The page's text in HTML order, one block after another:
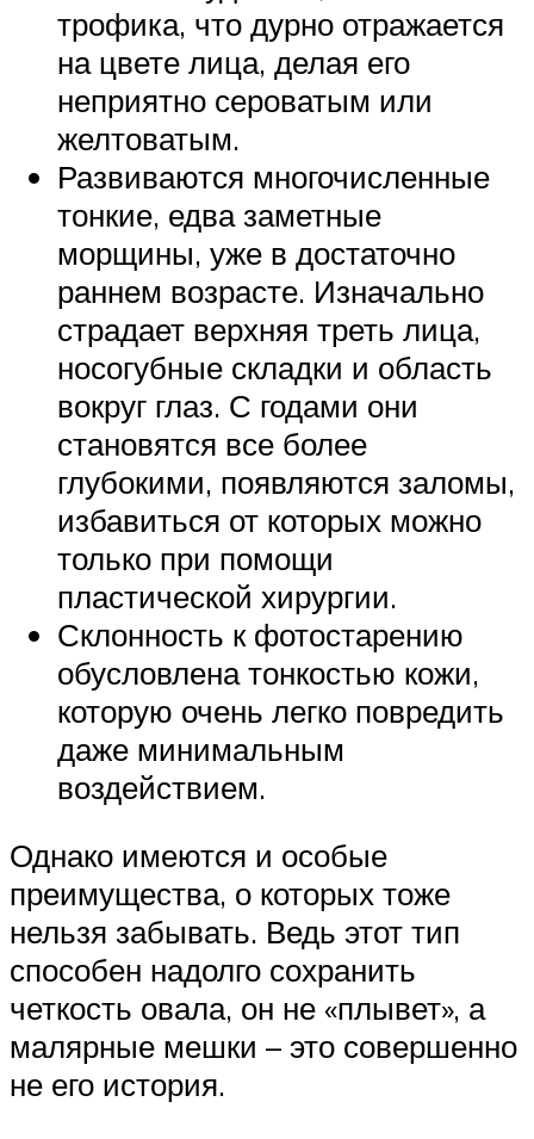
трофика, что дурно отражается
на цвете лица, делая его
неприятно сероватым или
желтоватым.
Развиваются многочисленные
тонкие, едва заметные
морщины, уже в достаточно
раннем возрасте. Изначально
страдает верхняя треть лица,
носогубные складки и область
вокруг глаз. С годами они
становятся все более
глубокими, появляются заломы,
избавиться от которых можно
только при помощи
пластической хирургии.
Склонность к фотостарению
обусловлена тонкостью кожи,
которую очень легко повредить
даже минимальным
воздействием.
Однако имеются и особые
преимущества, о которых тоже
нельзя забывать. Ведь этот тип
способен надолго сохранить
четкость овала, он не «плывет», а
малярные мешки – это совершенно
не его история.